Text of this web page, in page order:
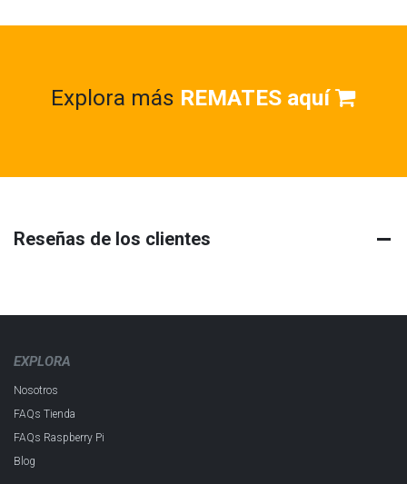
Explora más REMATES aquí
Reseñas de los clientes
EXPLORA
Nosotros
FAQs Tienda
FAQs Raspberry Pi
Blog